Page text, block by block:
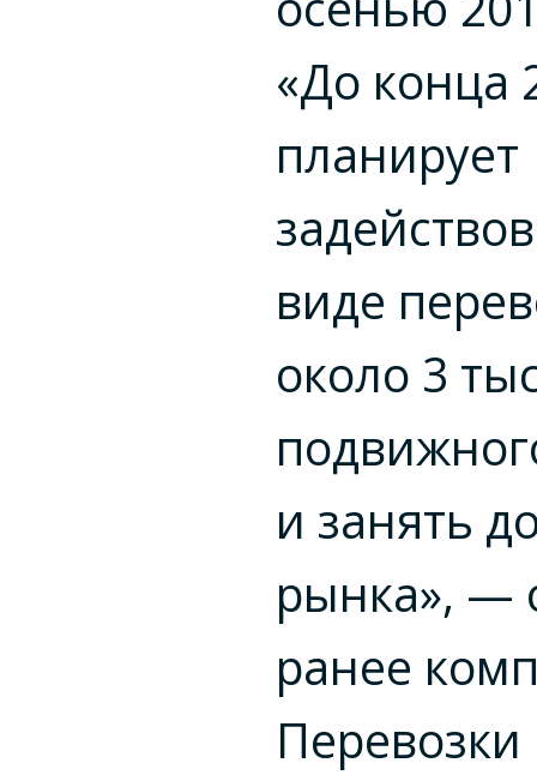
«До конца
планирует
виде
около 3
и занять
рынка», —
ранее
Перевозки